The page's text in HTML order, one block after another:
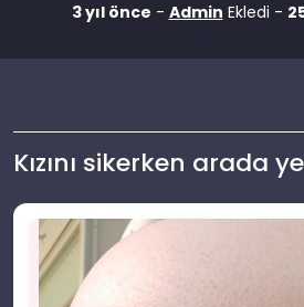
3 yıl önce - Admin Ekledi -
Kızını sikerken arada